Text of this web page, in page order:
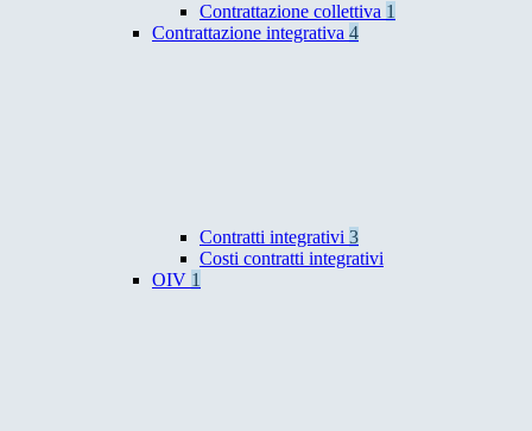
Contrattazione collettiva 1
Contrattazione integrativa 4
Contratti integrativi 3
Costi contratti integrativi
OIV 1